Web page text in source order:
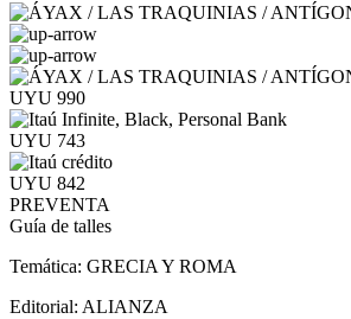
UYU 990
UYU 743
UYU 842
PREVENTA
Guía de talles
Temática: GRECIA Y ROMA
Editorial: ALIANZA